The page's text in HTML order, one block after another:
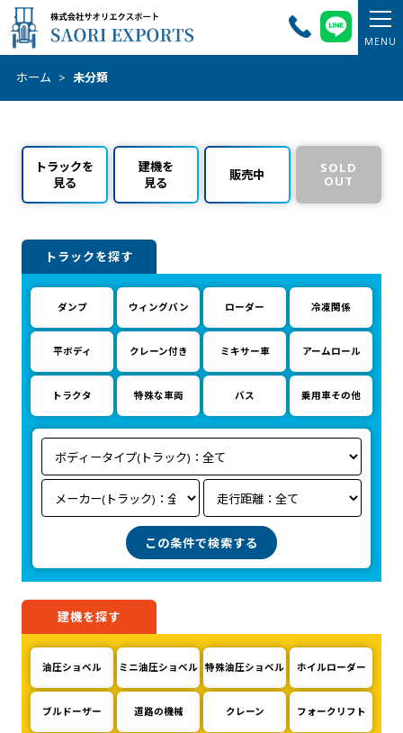
ホーム > 未分類
トラックを
見る
建機を
見る
販売中
SOLD
OUT
トラックを探す
ダンプ ウィングバン ローダー 冷凍関係
平ボディ クレーン付き ミキサー車 アームロール
トラクタ 特殊な車両 バス 乗用車その他
建機を探す
油圧ショベル ミニ油圧ショベル 特殊油圧ショベル ホイルローダー
ブルドーザー 道路の機械 クレーン フォークリフト